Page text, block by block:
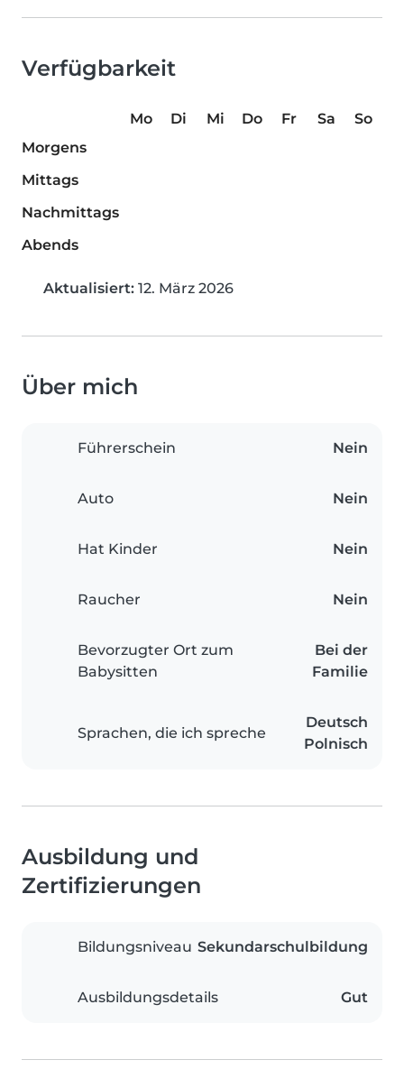
Verfügbarkeit
Mo Di Mi Do Fr Sa
So
Morgens
Mittags
Nachmittags
Abends
Aktualisiert: 12. März 2026
Über mich
Führerschein Nein
Auto Nein
Hat Kinder Nein
Raucher Nein
Bevorzugter Ort zum
Babysitten
Bei der
Familie
Sprachen, die ich spreche
Deutsch
Polnisch
Ausbildung und
Zertifizierungen
Bildungsniveau Sekundarschulbildung
Ausbildungsdetails Gut